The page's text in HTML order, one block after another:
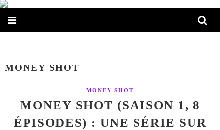
MONEY SHOT
MONEY SHOT
MONEY SHOT (SAISON 1, 8
ÉPISODES) : UNE SÉRIE SUR